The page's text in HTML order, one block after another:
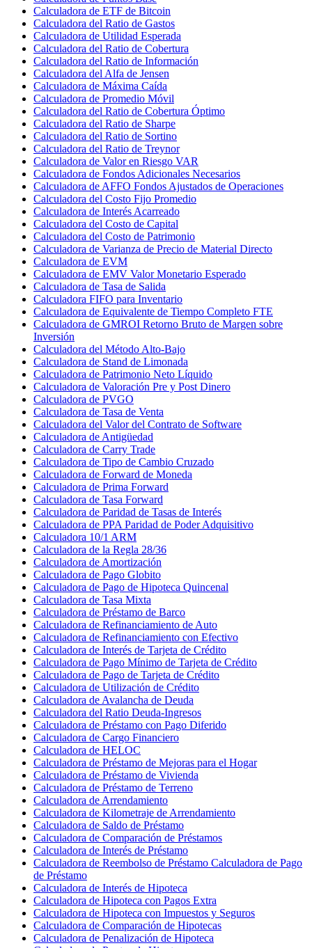
Calculadora de ETF de Bitcoin
Calculadora del Ratio de Gastos
Calculadora de Utilidad Esperada
Calculadora del Ratio de Cobertura
Calculadora del Ratio de Información
Calculadora del Alfa de Jensen
Calculadora de Máxima Caída
Calculadora de Promedio Móvil
Calculadora del Ratio de Cobertura Óptimo
Calculadora del Ratio de Sharpe
Calculadora del Ratio de Sortino
Calculadora del Ratio de Treynor
Calculadora de Valor en Riesgo VAR
Calculadora de Fondos Adicionales Necesarios
Calculadora de AFFO Fondos Ajustados de Operaciones
Calculadora del Costo Fijo Promedio
Calculadora de Interés Acarreado
Calculadora del Costo de Capital
Calculadora del Costo de Patrimonio
Calculadora de Varianza de Precio de Material Directo
Calculadora de EVM
Calculadora de EMV Valor Monetario Esperado
Calculadora de Tasa de Salida
Calculadora FIFO para Inventario
Calculadora de Equivalente de Tiempo Completo FTE
Calculadora de GMROI Retorno Bruto de Margen sobre
Inversión
Calculadora del Método Alto-Bajo
Calculadora de Stand de Limonada
Calculadora de Patrimonio Neto Líquido
Calculadora de Valoración Pre y Post Dinero
Calculadora de PVGO
Calculadora de Tasa de Venta
Calculadora del Valor del Contrato de Software
Calculadora de Antigüedad
Calculadora de Carry Trade
Calculadora de Tipo de Cambio Cruzado
Calculadora de Forward de Moneda
Calculadora de Prima Forward
Calculadora de Tasa Forward
Calculadora de Paridad de Tasas de Interés
Calculadora de PPA Paridad de Poder Adquisitivo
Calculadora 10/1 ARM
Calculadora de la Regla 28/36
Calculadora de Amortización
Calculadora de Pago Globito
Calculadora de Pago de Hipoteca Quincenal
Calculadora de Tasa Mixta
Calculadora de Préstamo de Barco
Calculadora de Refinanciamiento de Auto
Calculadora de Refinanciamiento con Efectivo
Calculadora de Interés de Tarjeta de Crédito
Calculadora de Pago Mínimo de Tarjeta de Crédito
Calculadora de Pago de Tarjeta de Crédito
Calculadora de Utilización de Crédito
Calculadora de Avalancha de Deuda
Calculadora del Ratio Deuda-Ingresos
Calculadora de Préstamo con Pago Diferido
Calculadora de Cargo Financiero
Calculadora de HELOC
Calculadora de Préstamo de Mejoras para el Hogar
Calculadora de Préstamo de Vivienda
Calculadora de Préstamo de Terreno
Calculadora de Arrendamiento
Calculadora de Kilometraje de Arrendamiento
Calculadora de Saldo de Préstamo
Calculadora de Comparación de Préstamos
Calculadora de Interés de Préstamo
Calculadora de Reembolso de Préstamo Calculadora de Pago
de Préstamo
Calculadora de Interés de Hipoteca
Calculadora de Hipoteca con Pagos Extra
Calculadora de Hipoteca con Impuestos y Seguros
Calculadora de Comparación de Hipotecas
Calculadora de Penalización de Hipoteca